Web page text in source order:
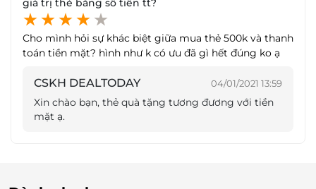
L4-21+22 tại TTTM Vincom Đà Nẵng, Ngô Quyền,
P.An Hải Bắc, Q.Sơn Trà, TP. Đà Nẵng
giá trị thẻ bằng số tiền tt?
Cho mình hỏi sự khác biệt giữa mua thẻ 500k và thanh
toán tiền mặt? hình như k có ưu đã gì hết đúng ko ạ
CSKH DEALTODAY 04/01/2021 13:59
Xin chào bạn, thẻ quà tặng tương đương với tiền
mặt ạ.